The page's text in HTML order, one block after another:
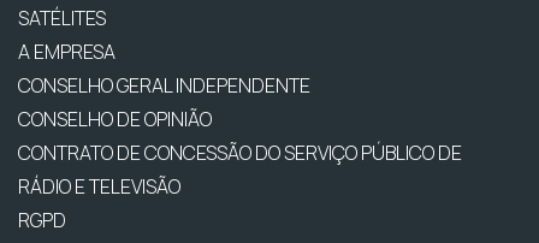
SATÉLITES
A EMPRESA
CONSELHO GERAL INDEPENDENTE
CONSELHO DE OPINIÃO
CONTRATO DE CONCESSÃO DO SERVIÇO PÚBLICO DE
RÁDIO E TELEVISÃO
RGPD